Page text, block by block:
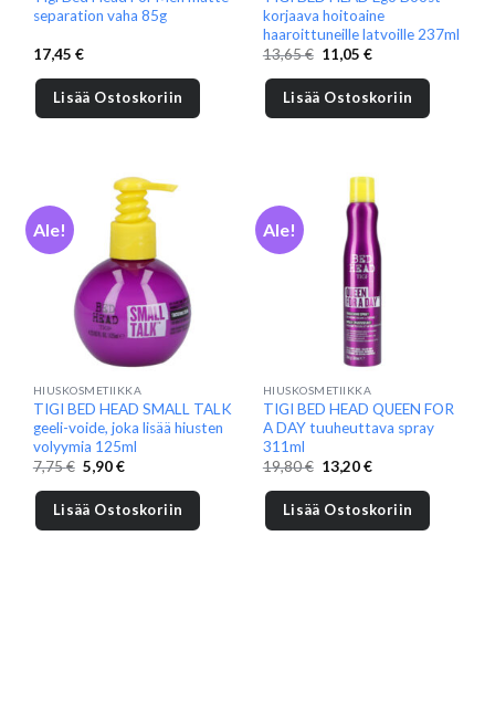
separation vaha 85g
17,45 €
Lisää Ostoskoriin
korjaava hoitoaine
haaroittuneille latvoille 237ml
13,65€ Alkuperäinen
hinta
oli:
13,65 €.
11,05 €Nykyinen
on:
11,05 €.
Lisää Ostoskoriin
Ale!
HIUSKOSMETIIKKA
TIGI BED HEAD SMALL TALK
geeli-voide, joka lisää hiusten
volyymia 125ml
7,75€ Alkuperäinen
hinta
oli:
7,75 €.
5,90€Nykyinen
on:
5,90 €.
Lisää Ostoskoriin
Ale!
HIUSKOSMETIIKKA
TIGI BED HEAD QUEEN FOR
A DAY tuuheuttava spray
311ml
19,80€ Alkuperäinen
hinta
oli:
19,80 €.
13,20€Nykyinen
on:
13,20 €.
Lisää Ostoskoriin